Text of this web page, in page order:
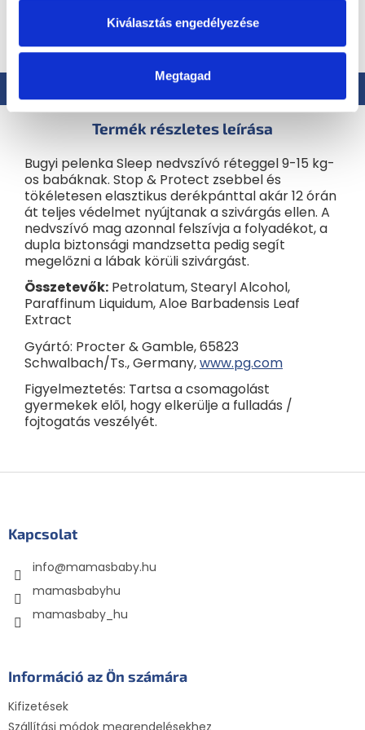
Kiválasztás engedélyezése
Megtagad
Értékelés
Termék részletes leírása
Bugyi pelenka Sleep nedvszívó réteggel 9-15 kg-
os babáknak. Stop & Protect zsebbel és
tökéletesen elasztikus derékpánttal akár 12 órán
át teljes védelmet nyújtanak a szivárgás ellen. A
nedvszívó mag azonnal felszívja a folyadékot, a
dupla biztonsági mandzsetta pedig segít
megelőzni a lábak körüli szivárgást.
Összetevők: Petrolatum, Stearyl Alcohol,
Paraffinum Liquidum, Aloe Barbadensis Leaf
Extract
Gyártó: Procter & Gamble, 65823
Schwalbach/Ts., Germany,www.pg.com
Figyelmeztetés: Tartsa a csomagolást
gyermekek elől, hogy elkerülje a fulladás /
fojtogatás veszélyét.
Kapcsolat
info@mamasbaby.hu
mamasbabyhu
mamasbaby_hu
Információ az Ön számára
Kifizetések
Szállítási módok megrendelésekhez